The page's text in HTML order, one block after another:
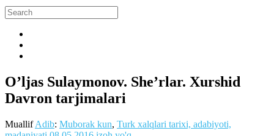
O’ljas Sulaymonov. She’rlar. Xurshid
Davron tarjimalari
MuallifAdib: Muborak kun, Turk xalqlari tarixi, adabiyoti,